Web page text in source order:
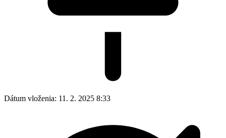
Dátum vloženia: 11. 2. 2025 8:33